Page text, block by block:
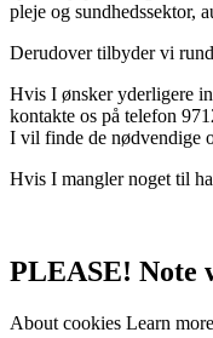
pleje og sundhedssektor,
Derudover tilbyder vi
Hvis I ønsker yderligere
kontakte os på telefon
I vil finde de nødvendige
Hvis I mangler noget til
PLEASE! Note
About cookies Learn more